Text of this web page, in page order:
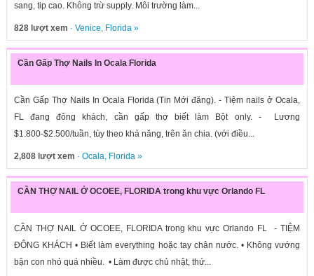
sang, tip cao. Không trừ supply. Môi trường làm...
828 lượt xem · Venice, Florida»
Cần Gấp Thợ Nails In Ocala Florida
Cần Gấp Thợ Nails In Ocala Florida (Tin Mới đăng). - Tiệm nails ở Ocala,
FL đang đông khách, cần gấp thợ biết làm Bột only. - Lương
$1.800-$2.500/tuần, tùy theo khả năng, trên ăn chia. (với điều...
2,808 lượt xem · Ocala, Florida»
CẦN THỢ NAIL Ở OCOEE, FLORIDA trong khu vực Orlando FL
CẦN THỢ NAIL Ở OCOEE, FLORIDA trong khu vực Orlando FL - TIỆM
ĐÔNG KHÁCH • Biết làm everything hoặc tay chân nước. • Không vướng
bận con nhỏ quá nhiều. • Làm được chủ nhật, thứ...